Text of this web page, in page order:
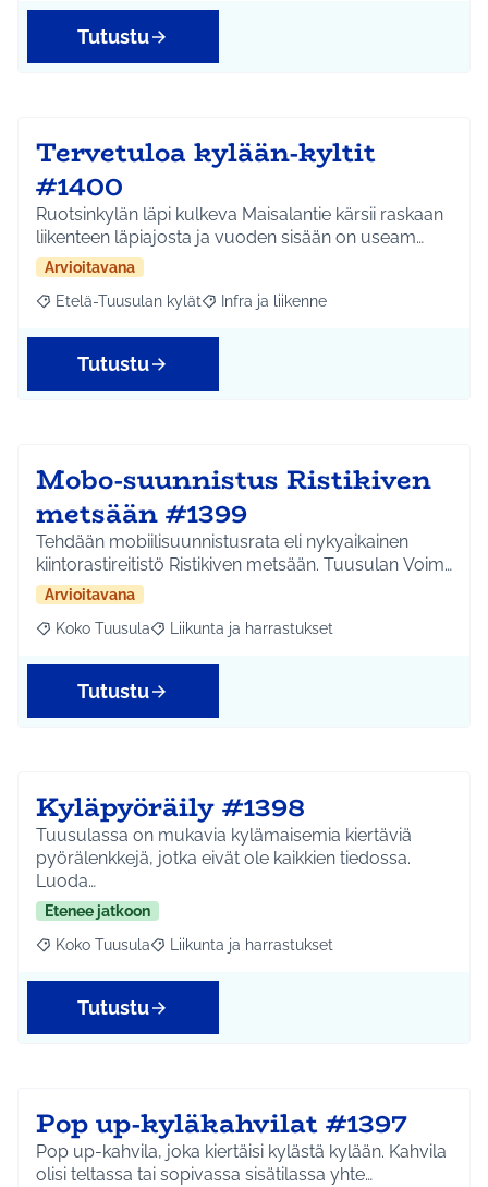
Tutustu
Tervetuloa kylään-kyltit
#1400
Ruotsinkylän läpi kulkeva Maisalantie kärsii raskaan
liikenteen läpiajosta ja vuoden sisään on useam…
Arvioitavana
Rajaa tulokset aihepiirin mukaan: Etelä-Tuusulan kylät
Etelä-Tuusulan kylät Rajaa tulokset teeman mukaan: Infra ja
Infra ja liikenne
Tutustu
Mobo-suunnistus Ristikiven
metsään #1399
Tehdään mobiilisuunnistusrata eli nykyaikainen
kiintorastireitistö Ristikiven metsään. Tuusulan Voim…
Arvioitavana
Rajaa tulokset aihepiirin mukaan: Koko Tuusula
Koko Tuusula Rajaa tulokset teeman mukaan: Liikunta ja
Liikunta ja harrastukset
Tutustu
Kyläpyöräily #1398
Tuusulassa on mukavia kylämaisemia kiertäviä
pyörälenkkejä, jotka eivät ole kaikkien tiedossa.
Luoda…
Etenee jatkoon
Rajaa tulokset aihepiirin mukaan: Koko Tuusula
Koko Tuusula Rajaa tulokset teeman mukaan: Liikunta ja
Liikunta ja harrastukset
Tutustu
Pop up-kyläkahvilat #1397
Pop up-kahvila, joka kiertäisi kylästä kylään. Kahvila
olisi teltassa tai sopivassa sisätilassa yhte…